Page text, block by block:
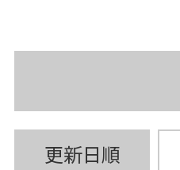
更新日順